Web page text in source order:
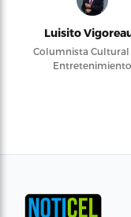
Luisito
Columnista Cultural
Entretenimiento